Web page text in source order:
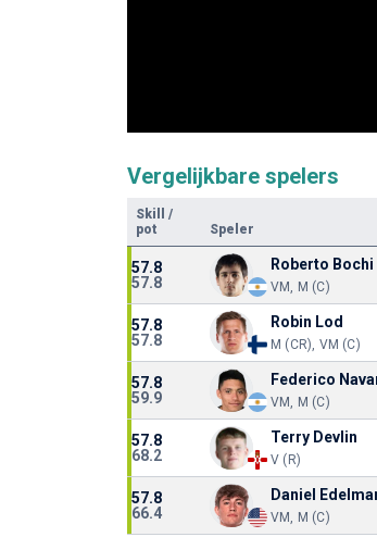
Vergelijkbare spelers
Skill
/
pot
Speler
57.8
57.8
Roberto Bochi
VM, M (C)
57.8
57.8
Robin Lod
M (CR), VM (C)
57.8
59.9
Federico
VM, M (C)
57.8
68.2
Terry Devlin
V (R)
57.8
66.4
Daniel
VM, M (C)